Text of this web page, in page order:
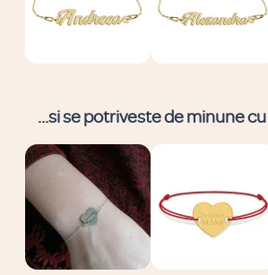
...si se potriveste de minune